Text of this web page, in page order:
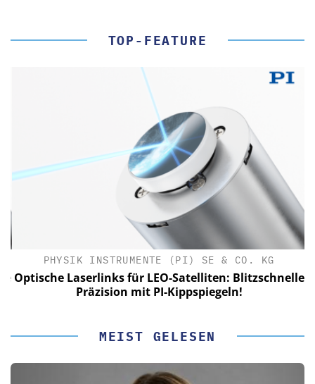
TOP-FEATURE
PHYSIK INSTRUMENTE (PI) SE & CO. KG
Optische Laserlinks für LEO-Satelliten: Blitzschnelle
Präzision mit PI-Kippspiegeln!
MEIST GELESEN